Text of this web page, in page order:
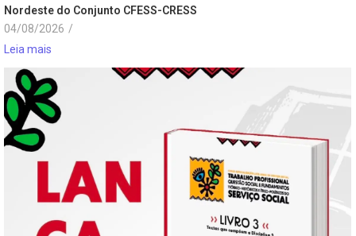
Nordeste do Conjunto CFESS-CRESS
04/08/2026 /
Leia mais